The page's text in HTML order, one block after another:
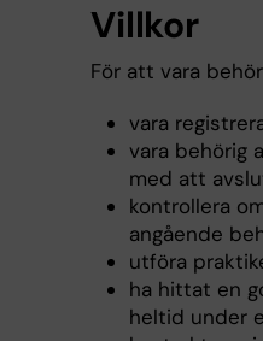
Villkor
För att vara
vara
vara behörig
med att
kontrollera
angående
utföra
ha hittat en
heltid under